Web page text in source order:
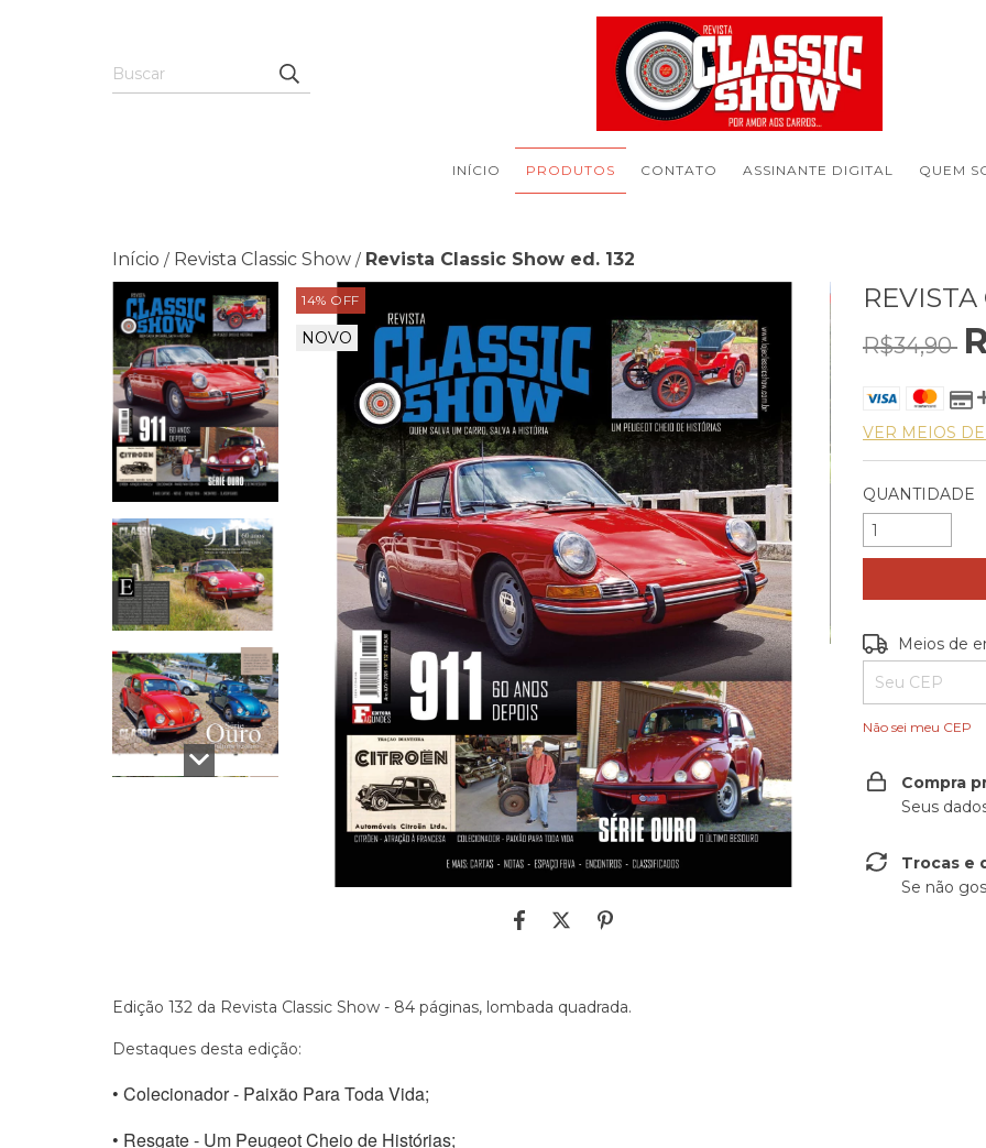
INÍCIO PRODUTOS CONTATO ASSINANTE DIGITAL QUEM
Início / Revista Classic Show / Revista Classic Show ed. 132
14% OFF
NOVO
Edição 132 da Revista Classic Show - 84 páginas, lombada quadrada.
Destaques desta edição:
• Colecionador - Paixão Para Toda Vida;
• Resgate - Um Peugeot Cheio de Histórias;
R$34,90
VER MEIOS
QUANTIDADE
Entregas para o
Meios de
Não sei meu CEP
Compra
Seus
Trocas e
Se não